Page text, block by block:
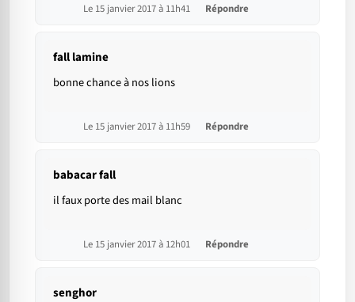
Le 15 janvier 2017 à 11h41 Répondre
fall lamine
bonne chance à nos lions
Le 15 janvier 2017 à 11h59 Répondre
babacar fall
il faux porte des mail blanc
Le 15 janvier 2017 à 12h01 Répondre
senghor